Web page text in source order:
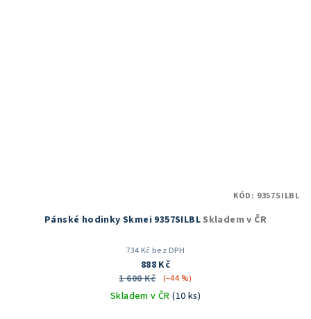
Pánské hodinky Skmei 9357SILBL Skladem v ČR
734 Kč bez DPH
888 Kč
1 600 Kč
(–44 %)
Skladem v ČR(10 ks)
KÓD: 9357SILBL